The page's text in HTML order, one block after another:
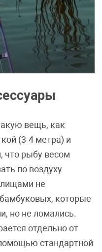
вещь, как
(3-4 метра) и
что рыбу весом
по воздуху
не
которые
но не ломались.
отдельно от
стандартной